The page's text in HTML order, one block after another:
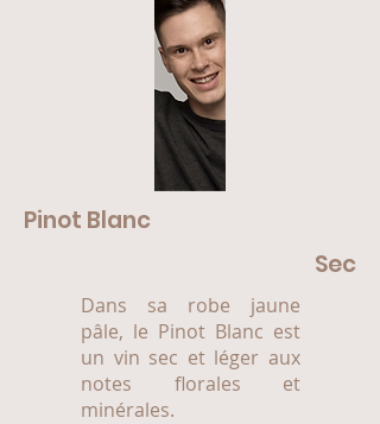
Pinot Blanc
Sec
Dans sa robe jaune
pâle, le Pinot Blanc est
un vin sec et léger aux
notes florales et
minérales.